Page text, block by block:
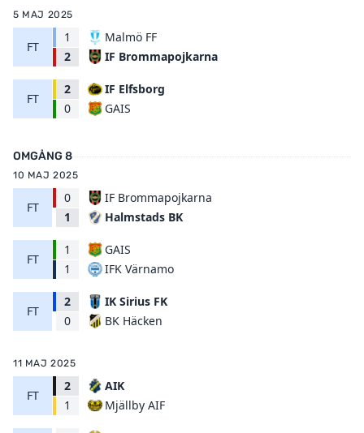
5 MAJ 2025
FT
1
2
Malmö FF
IF Brommapojkarna
FT
2
0
IF Elfsborg
GAIS
OMGÅNG 8
10 MAJ 2025
FT
0
1
IF Brommapojkarna
Halmstads BK
FT
1
1
GAIS
IFK Värnamo
FT
2
0
IK Sirius FK
BK Häcken
11 MAJ 2025
FT
2
1
AIK
Mjällby AIF